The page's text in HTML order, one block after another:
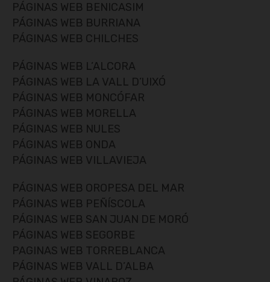
PÁGINAS WEB BENICASIM
PÁGINAS WEB BURRIANA
PÁGINAS WEB CHILCHES
PÁGINAS WEB L’ALCORA
PÁGINAS WEB LA VALL D’UIXÓ
PÁGINAS WEB MONCÓFAR
PÁGINAS WEB MORELLA
PÁGINAS WEB NULES
PÁGINAS WEB ONDA
PÁGINAS WEB VILLAVIEJA
PÁGINAS WEB OROPESA DEL MAR
PÁGINAS WEB PEÑÍSCOLA
PÁGINAS WEB SAN JUAN DE MORÓ
PÁGINAS WEB SEGORBE
PAGINAS WEB TORREBLANCA
PÁGINAS WEB VALL D’ALBA